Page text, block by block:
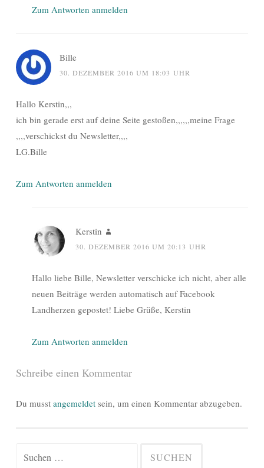
Zum Antworten anmelden
Bille
30. DEZEMBER 2016 UM 18:03 UHR
Hallo Kerstin,,,
ich bin gerade erst auf deine Seite gestoßen,,,,,,meine Frage
,,,,verschickst du Newsletter,,,,
LG.Bille
Zum Antworten anmelden
Kerstin
30. DEZEMBER 2016 UM 20:13 UHR
Hallo liebe Bille, Newsletter verschicke ich nicht, aber alle
neuen Beiträge werden automatisch auf Facebook
Landherzen gepostet! Liebe Grüße, Kerstin
Zum Antworten anmelden
Schreibe einen Kommentar
Du musst angemeldet sein, um einen Kommentar abzugeben.
Suchen